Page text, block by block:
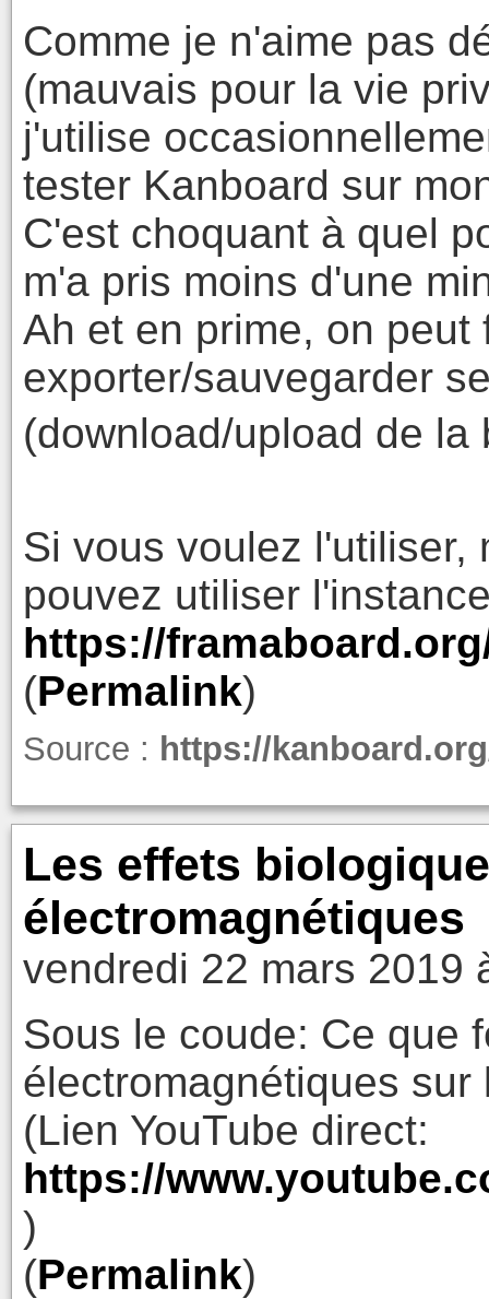
Comme je n'aime pas
(mauvais pour la vie
j'utilise
tester Kanboard sur
C'est choquant à quel
m'a pris moins d'une
Ah et en prime, on peut
exporter/sauvegarder
(download/upload de la
Si vous voulez l'utiliser,
pouvez utiliser
https://
(Permalink)
Source : https://
Les effets
électromagnétiques
vendredi 22 mars 2019
Sous le coude: Ce que
électromagnétiques sur
(Lien YouTube direct:
https://
)
(Permalink)